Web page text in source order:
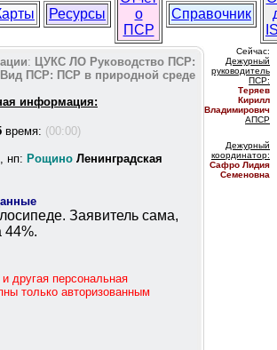
Ресурсы
о
ПСР
Справочник
: ЦУКС ЛО Руководство ПСР:
Вид ПСР: ПСР в природной среде
информация:
время: (00:00)
нп: Рощино Ленинградская
Заявитель сама,
44%.
другая персональная
только авторизованным
Сейчас:
Дежурный
руководитель
ПСР:
Теряев
Кирилл
Владимирович
АПСР
Дежурный
координатор:
Сафро Лидия
Семеновна